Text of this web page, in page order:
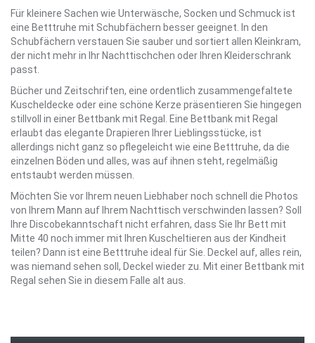
Für kleinere Sachen wie Unterwäsche, Socken und Schmuck ist
eine Betttruhe mit Schubfächern besser geeignet. In den
Schubfächern verstauen Sie sauber und sortiert allen Kleinkram,
der nicht mehr in Ihr Nachttischchen oder Ihren Kleiderschrank
passt.
Bücher und Zeitschriften, eine ordentlich zusammengefaltete
Kuscheldecke oder eine schöne Kerze präsentieren Sie hingegen
stillvoll in einer Bettbank mit Regal. Eine Bettbank mit Regal
erlaubt das elegante Drapieren Ihrer Lieblingsstücke, ist
allerdings nicht ganz so pflegeleicht wie eine Betttruhe, da die
einzelnen Böden und alles, was auf ihnen steht, regelmäßig
entstaubt werden müssen.
Möchten Sie vor Ihrem neuen Liebhaber noch schnell die Photos
von Ihrem Mann auf Ihrem Nachttisch verschwinden lassen? Soll
Ihre Discobekanntschaft nicht erfahren, dass Sie Ihr Bett mit
Mitte 40 noch immer mit Ihren Kuscheltieren aus der Kindheit
teilen? Dann ist eine Betttruhe ideal für Sie. Deckel auf, alles rein,
was niemand sehen soll, Deckel wieder zu. Mit einer Bettbank mit
Regal sehen Sie in diesem Falle alt aus.